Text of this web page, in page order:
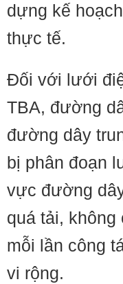
dựng kế
thực tế.
Đối với lưới
TBA, đường
đường dây
bị phân đoạn
vực đường
quá tải, không
mỗi lần công
vi rộng.